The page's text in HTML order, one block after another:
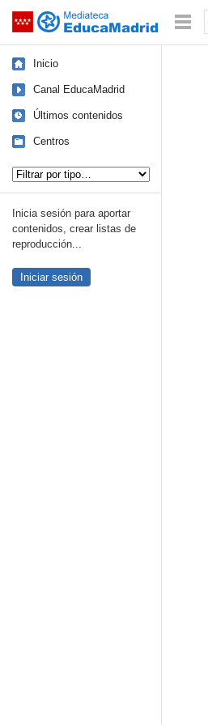
Saltar navegación
Inicio
Canal EducaMadrid
Últimos contenidos
Centros
Inicia sesión para aportar
contenidos, crear listas de
reproducción...
Iniciar sesión